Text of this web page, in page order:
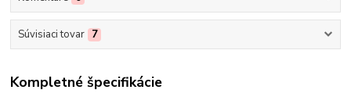
Súvisiaci tovar 7
Kompletné špecifikácie